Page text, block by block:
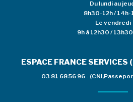
Du lundi au
8h30-12h / 14h-
Le vendredi
9h à 12h30 / 13h30
ESPACE FRANCE SERVICES
03 81 68 56 96 -